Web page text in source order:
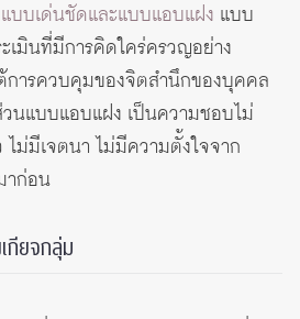
บบเด่นชัดและแบบแอบแฝง แบบ
เมินที่มีการคิดใคร่ครวญอย่าง
การควบคุมของจิตสำนึกของบุคคล
นแบบแอบแฝง เป็นความชอบไม่
ม่มีเจตนา ไม่มีความตั้งใจจาก
าก่อน
กียจกลุ่ม